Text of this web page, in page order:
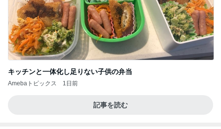
キッチンと一体化し足りない子供の弁当
Amebaトピックス 1日前
記事を読む